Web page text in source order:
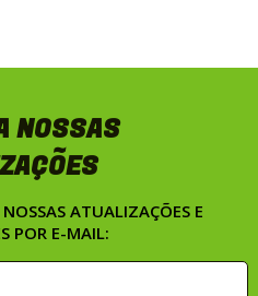
NOSSAS
NOSSAS ATUALIZAÇÕES E
POR E-MAIL: